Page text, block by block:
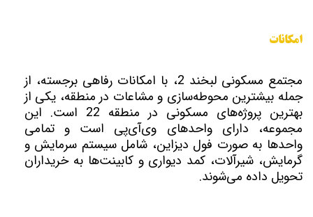
امکانات
مجتمع مسکونی لبخند 2، با امکانات رفاهی برجسته، از
جمله بیشترین محوطه‌سازی و مشاعات در منطقه، یکی از
بهترین پروژه‌های مسکونی در منطقه 22 است. این
مجموعه، دارای واحدهای وی‌آی‌پی است و تمامی
واحدها به صورت فول دیزاین، شامل سیستم سرمایش و
گرمایش، شیرآلات، کمد دیواری و کابینت‌ها به خریداران
تحویل داده می‌شوند.